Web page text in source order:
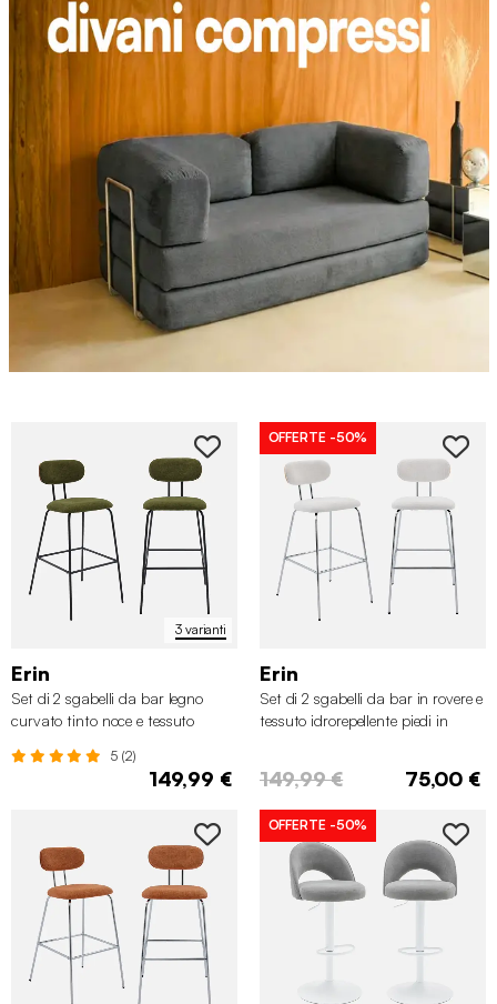
3 varianti
Erin
Set di 2 sgabelli da bar legno
curvato tinto noce e tessuto
nero
5 (2)
149,99 €
OFFERTE -50%
Erin
Set di 2 sgabelli da bar in rovere e
tessuto idrorepellente piedi in
149,99 € 75,00 €
OFFERTE -50%